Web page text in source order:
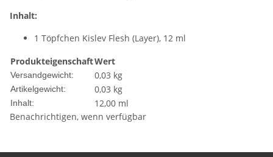
Inhalt:
1 Töpfchen Kislev Flesh (Layer), 12 ml
ProdukteigenschaftWert
Versandgewicht: 0,03 kg
Artikelgewicht: 0,03 kg
Inhalt:
12,00 ml
Benachrichtigen, wenn verfügbar